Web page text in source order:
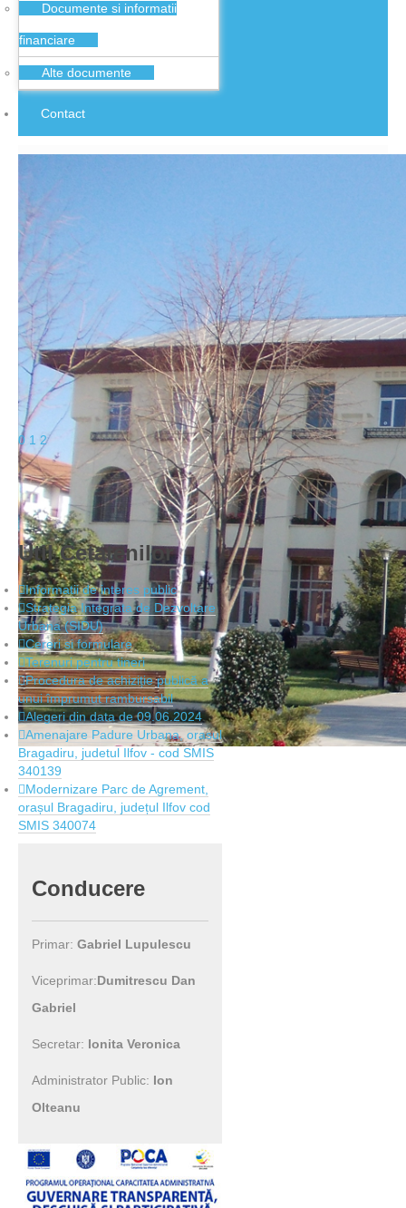
Documente si informatii
financiare
Alte documente
Contact
0 1 2
Util Cetatenilor
Informatii de interes public
Strategia Integrata de Dezvoltare
Urbana (SIDU)
Cereri si formulare
Terenuri pentru tineri
Procedura de achiziție publică a
unui împrumut rambursabil
Alegeri din data de 09.06.2024
Amenajare Padure Urbana, orasul
Bragadiru, judetul Ilfov - cod SMIS
340139
Modernizare Parc de Agrement,
orașul Bragadiru, județul Ilfov cod
SMIS 340074
Conducere
Primar: Gabriel Lupulescu
Viceprimar:Dumitrescu Dan
Gabriel
Secretar: Ionita Veronica
Administrator Public: Ion
Olteanu